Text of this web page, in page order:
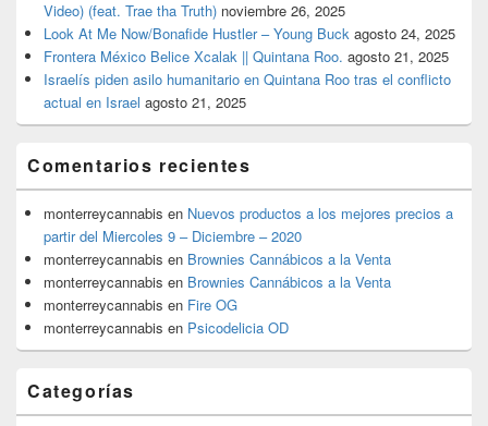
Video) (feat. Trae tha Truth) noviembre 26, 2025
Look At Me Now/Bonafide Hustler – Young Buck agosto 24, 2025
Frontera México Belice Xcalak || Quintana Roo. agosto 21, 2025
Israelís piden asilo humanitario en Quintana Roo tras el conflicto
actual en Israel agosto 21, 2025
Comentarios recientes
monterreycannabis en Nuevos productos a los mejores precios a
partir del Miercoles 9 – Diciembre – 2020
monterreycannabis en Brownies Cannábicos a la Venta
monterreycannabis en Brownies Cannábicos a la Venta
monterreycannabis en Fire OG
monterreycannabis en Psicodelicia OD
Categorías